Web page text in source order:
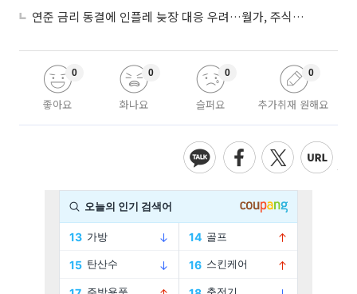
연준 금리 동결에 인플레 늦장 대응 우려…월가, 주식도 채권도 던졌다
좋아요
0
화나요
0
슬퍼요
0
추가취재 원해요
0